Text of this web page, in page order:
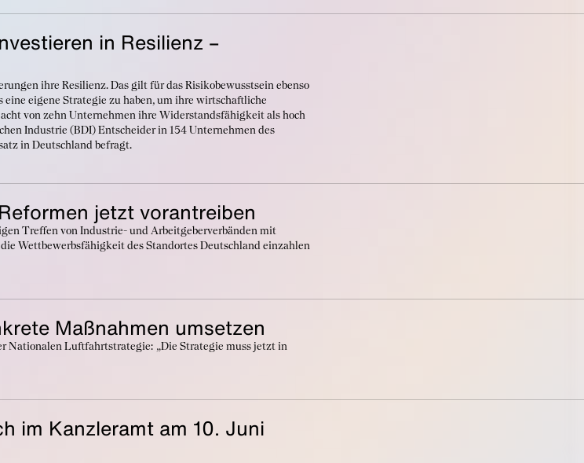
in Resilienz –
ihre Resilienz. Das gilt für das Risikobewusstsein ebenso
eigene Strategie zu haben, um ihre wirtschaftliche
von zehn Unternehmen ihre Widerstandsfähigkeit als hoch
Industrie (BDI) Entscheider in 154 Unternehmen des
in Deutschland befragt.
jetzt vorantreiben
Treffen von Industrie- und Arbeitgeberverbänden mit
Wettbewerbsfähigkeit des Standortes Deutschland einzahlen
Maßnahmen umsetzen
Nationalen Luftfahrtstrategie: „Die Strategie muss jetzt in
im Kanzleramt am 10. Juni